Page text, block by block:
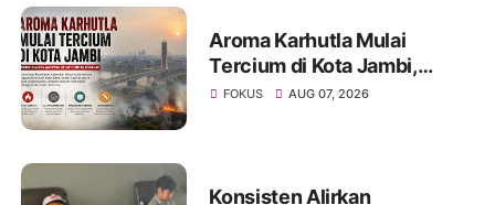
Aroma Karhutla Mulai
Tercium di Kota Jambi,
Warga Diminta Waspada
FOKUS AUG 07, 2026
Konsisten Alirkan